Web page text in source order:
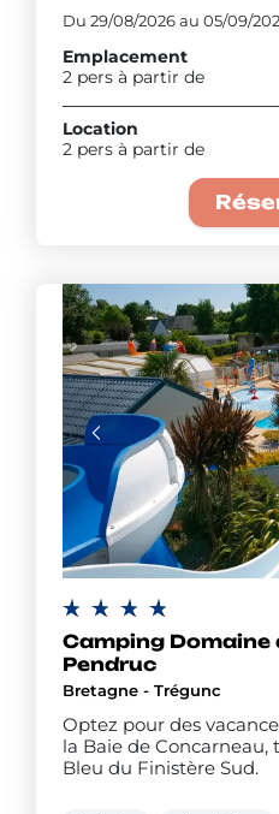
Du 29/08/2026 au 05/09/
Emplacement
2 pers à partir de
Location
2 pers à partir de
Camping Domaine
Pendruc
Bretagne - Trégunc
Optez pour des
la Baie de Concarneau,
Bleu du Finistère Sud.